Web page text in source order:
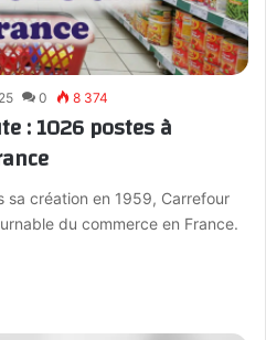
0 8 374
: 1026 postes à
sa création en 1959, Carrefour
du commerce en France.